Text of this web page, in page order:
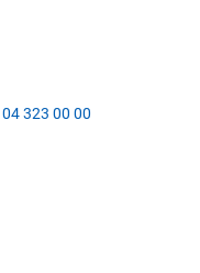
04 323 00 00